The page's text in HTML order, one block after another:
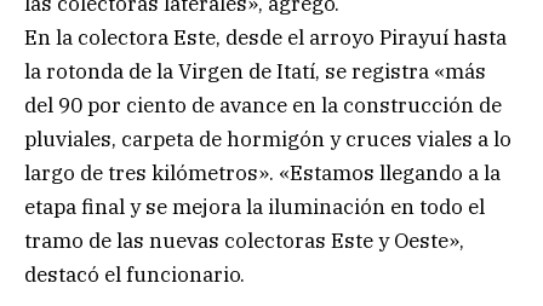
En la colectora Este, desde el arroyo Pirayuí hasta
la rotonda de la Virgen de Itatí, se registra «más
del 90 por ciento de avance en la construcción de
pluviales, carpeta de hormigón y cruces viales a lo
largo de tres kilómetros». «Estamos llegando a la
etapa final y se mejora la iluminación en todo el
tramo de las nuevas colectoras Este y Oeste»,
destacó el funcionario.